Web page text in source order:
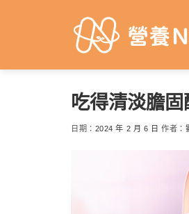
吃得清淡膽
日期： 2024 年 2 月 6 日 作者：